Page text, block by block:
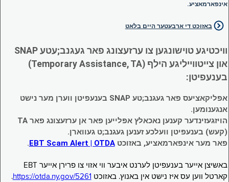
אינפארמאציע.
באזוכט די ארבעטער היים בלאט
וויכטיגע טוישונגען צו ערזעצונג פאר געגנב;עטע SNAP
און צייטווייליגע הילף (Temporary Assistance, TA)
בענעפיטן:
אפליקאציעס פאר געגנב;טע SNAP בענעפיטן ווערן מער נישט
אנגענומען.
הויזגעזינדער קענען נאכאלץ אפּלייען פאר אן ערזעצונג פאר TA
(קעש) בענעפיטן וועלכע זענען געגנב;ט געווארן.
פאר מער אינפארמאציע, באזוכטEBT Scam Alert | OTDA
.
באשיצן אייער בענעפיטן לערנט איבער ווי אזוי צו פרירן אייער EBT
קארטל ווען עס איז נישט אין באנוץ. באזוכט https://otda.ny.gov/5261
.